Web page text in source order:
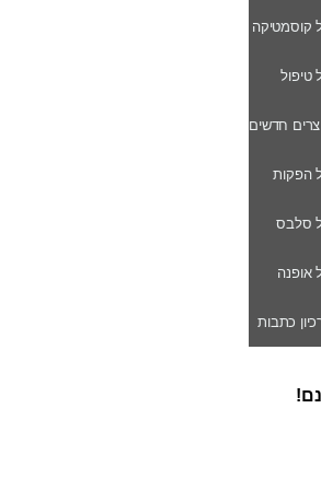
קוסמטיקה
טיפול
חדשים
הפקות
סלבס
אופנה
כתבות